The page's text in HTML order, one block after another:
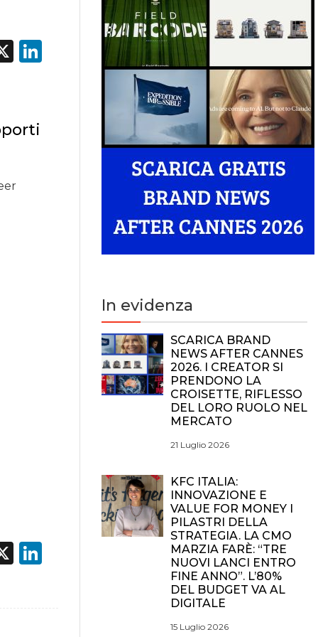
X LinkedIn
X LinkedIn
In evidenza
SCARICA BRAND
NEWS AFTER CANNES
2026. I CREATOR SI
PRENDONO LA
CROISETTE, RIFLESSO
DEL LORO RUOLO NEL
MERCATO
21 Luglio 2026
KFC ITALIA:
INNOVAZIONE E
VALUE FOR MONEY I
PILASTRI DELLA
STRATEGIA. LA CMO
MARZIA FARÈ: “TRE
NUOVI LANCI ENTRO
FINE ANNO”. L’80%
DEL BUDGET VA AL
DIGITALE
15 Luglio 2026